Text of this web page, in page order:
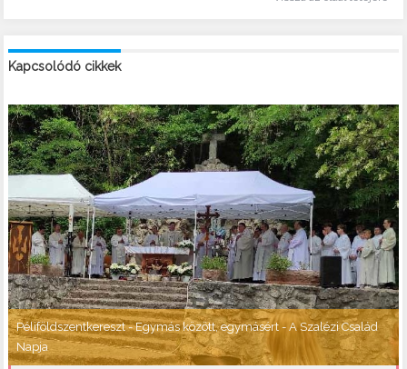
Kapcsolódó cikkek
Péliföldszentkereszt - Egymás között, egymásért - A Szalézi Család
Napja